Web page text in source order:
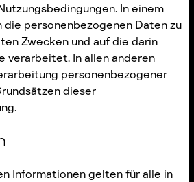
In einem
die personenbezogenen Daten zu
Zwecken und auf die darin
verarbeitet. In allen anderen
personenbezogener
dieser
Informationen gelten für alle in